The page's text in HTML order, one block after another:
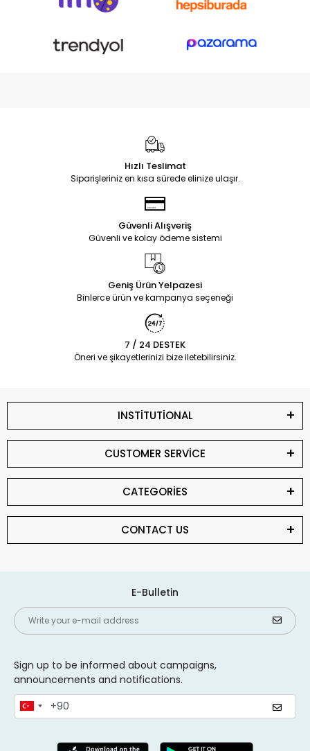
Hızlı Teslimat
Siparişleriniz en kısa sürede elinize ulaşır.
Güvenli Alışveriş
Güvenli ve kolay ödeme sistemi
Geniş Ürün Yelpazesi
Binlerce ürün ve kampanya seçeneği
7 / 24 DESTEK
Öneri ve şikayetlerinizi bize iletebilirsiniz.
INSTİTUTİONAL
CUSTOMER SERVİCE
CATEGORİES
CONTACT US
E-Bulletin
Sign up to be informed about campaigns,
announcements and notifications.